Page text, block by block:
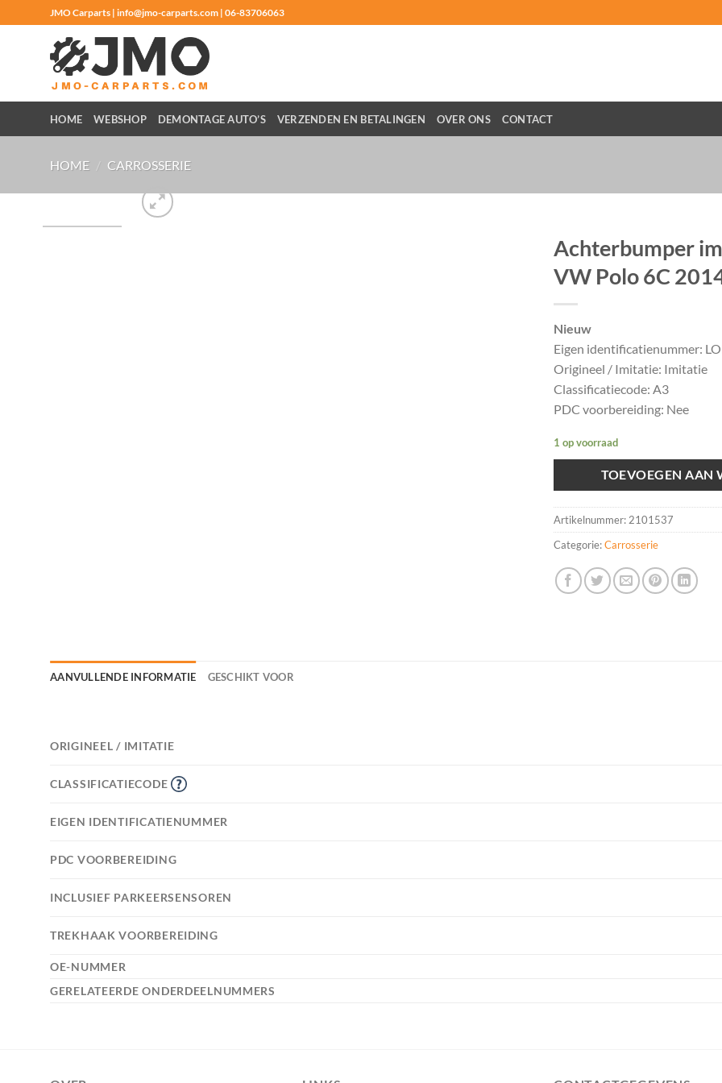
naar
JMO Carparts | info@jmo-carparts.com | 06-83706063
HOME WEBSHOP DEMONTAGE AUTO’S VERZENDEN EN BETALINGEN OVER ONS CONTACT
HOME / CARROSSERIE
Achterbumper
VW Polo 6C
Nieuw
Eigen identificatienummer:
Origineel / Imitatie: Imitatie
Classificatiecode: A3
PDC voorbereiding: Nee
1 op voorraad
TOEVOEGEN AAN
Artikelnummer:2101537
Categorie:Carrosserie
AANVULLENDE INFORMATIE GESCHIKT VOOR
ORIGINEEL / IMITATIE
CLASSIFICATIECODE
EIGEN IDENTIFICATIENUMMER
PDC VOORBEREIDING
INCLUSIEF PARKEERSENSOREN
TREKHAAK VOORBEREIDING
OE-NUMMER
GERELATEERDE ONDERDEELNUMMERS